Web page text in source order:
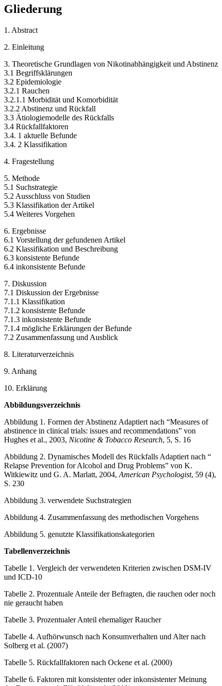
Gliederung
1. Abstract
2. Einleitung
3. Theoretische Grundlagen von Nikotinabhängigkeit und Abstinenz
3.1 Begriffsklärungen
3.2 Epidemiologie
3.2.1 Rauchen
3.2.1.1 Morbidität und Komorbidität
3.2.2 Abstinenz und Rückfall
3.3 Ätiologiemodelle des Rückfalls
3.4 Rückfallfaktoren
3.4. 1 aktuelle Befunde
3.4. 2 Klassifikation
4. Fragestellung
5. Methode
5.1 Suchstrategie
5.2 Ausschluss von Studien
5.3 Klassifikation der Artikel
5.4 Weiteres Vorgehen
6. Ergebnisse
6.1 Vorstellung der gefundenen Artikel
6.2 Klassifikation und Beschreibung
6.3 konsistente Befunde
6.4 inkonsistente Befunde
7. Diskussion
7.1 Diskussion der Ergebnisse
7.1.1 Klassifikation
7.1.2 konsistente Befunde
7.1.3 inkonsistente Befunde
7.1.4 mögliche Erklärungen der Befunde
7.2 Zusammenfassung und Ausblick
8. Literaturverzeichnis
9. Anhang
10. Erklärung
Abbildungsverzeichnis
Abbildung 1. Formen der Abstinenz Adaptiert nach “Measures of
abstinence in clinical trials: issues and recommendations” von
Hughes et al., 2003, Nicotine & Tobacco Research, 5, S. 16
Abbildung 2. Dynamisches Modell des Rückfalls Adaptiert nach “
Relapse Prevention for Alcohol and Drug Problems” von K.
Witkiewitz und G. A. Marlatt, 2004, American Psychologist, 59 (4),
S. 230
Abbildung 3. verwendete Suchstrategien
Abbildung 4. Zusammenfassung des methodischen Vorgehens
Abbildung 5. genutzte Klassifikationskategorien
Tabellenverzeichnis
Tabelle 1. Vergleich der verwendeten Kriterien zwischen DSM-IV
und ICD-10
Tabelle 2. Prozentuale Anteile der Befragten, die rauchen oder noch
nie geraucht haben
Tabelle 3. Prozentualer Anteil ehemaliger Raucher
Tabelle 4. Aufhörwunsch nach Konsumverhalten und Alter nach
Solberg et al. (2007)
Tabelle 5. Rückfallfaktoren nach Ockene et al. (2000)
Tabelle 6. Faktoren mit konsistenter oder inkonsistenter Meinung